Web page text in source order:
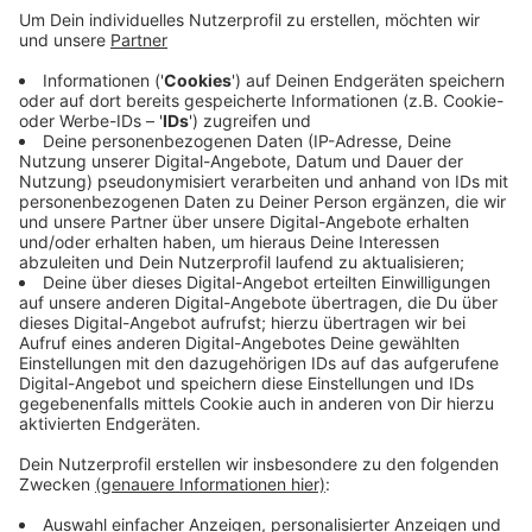
Carl Dörken Galerie in Herdecke. Außerdem gibt es
Schauspielhaus Bochum und das Theater Hagen.
Die Karte kann über den Webshop unter
www.ruhrkulturcard.deoder telefonisch über das
Service-Center unter 01806 181650 (20
Cent/Verbindung aus allen deutschen Netzen)
bestellt werden.
Veröffentlicht:Mittwoch, 06.11.2024 05:57
Anzeige
Anzeige